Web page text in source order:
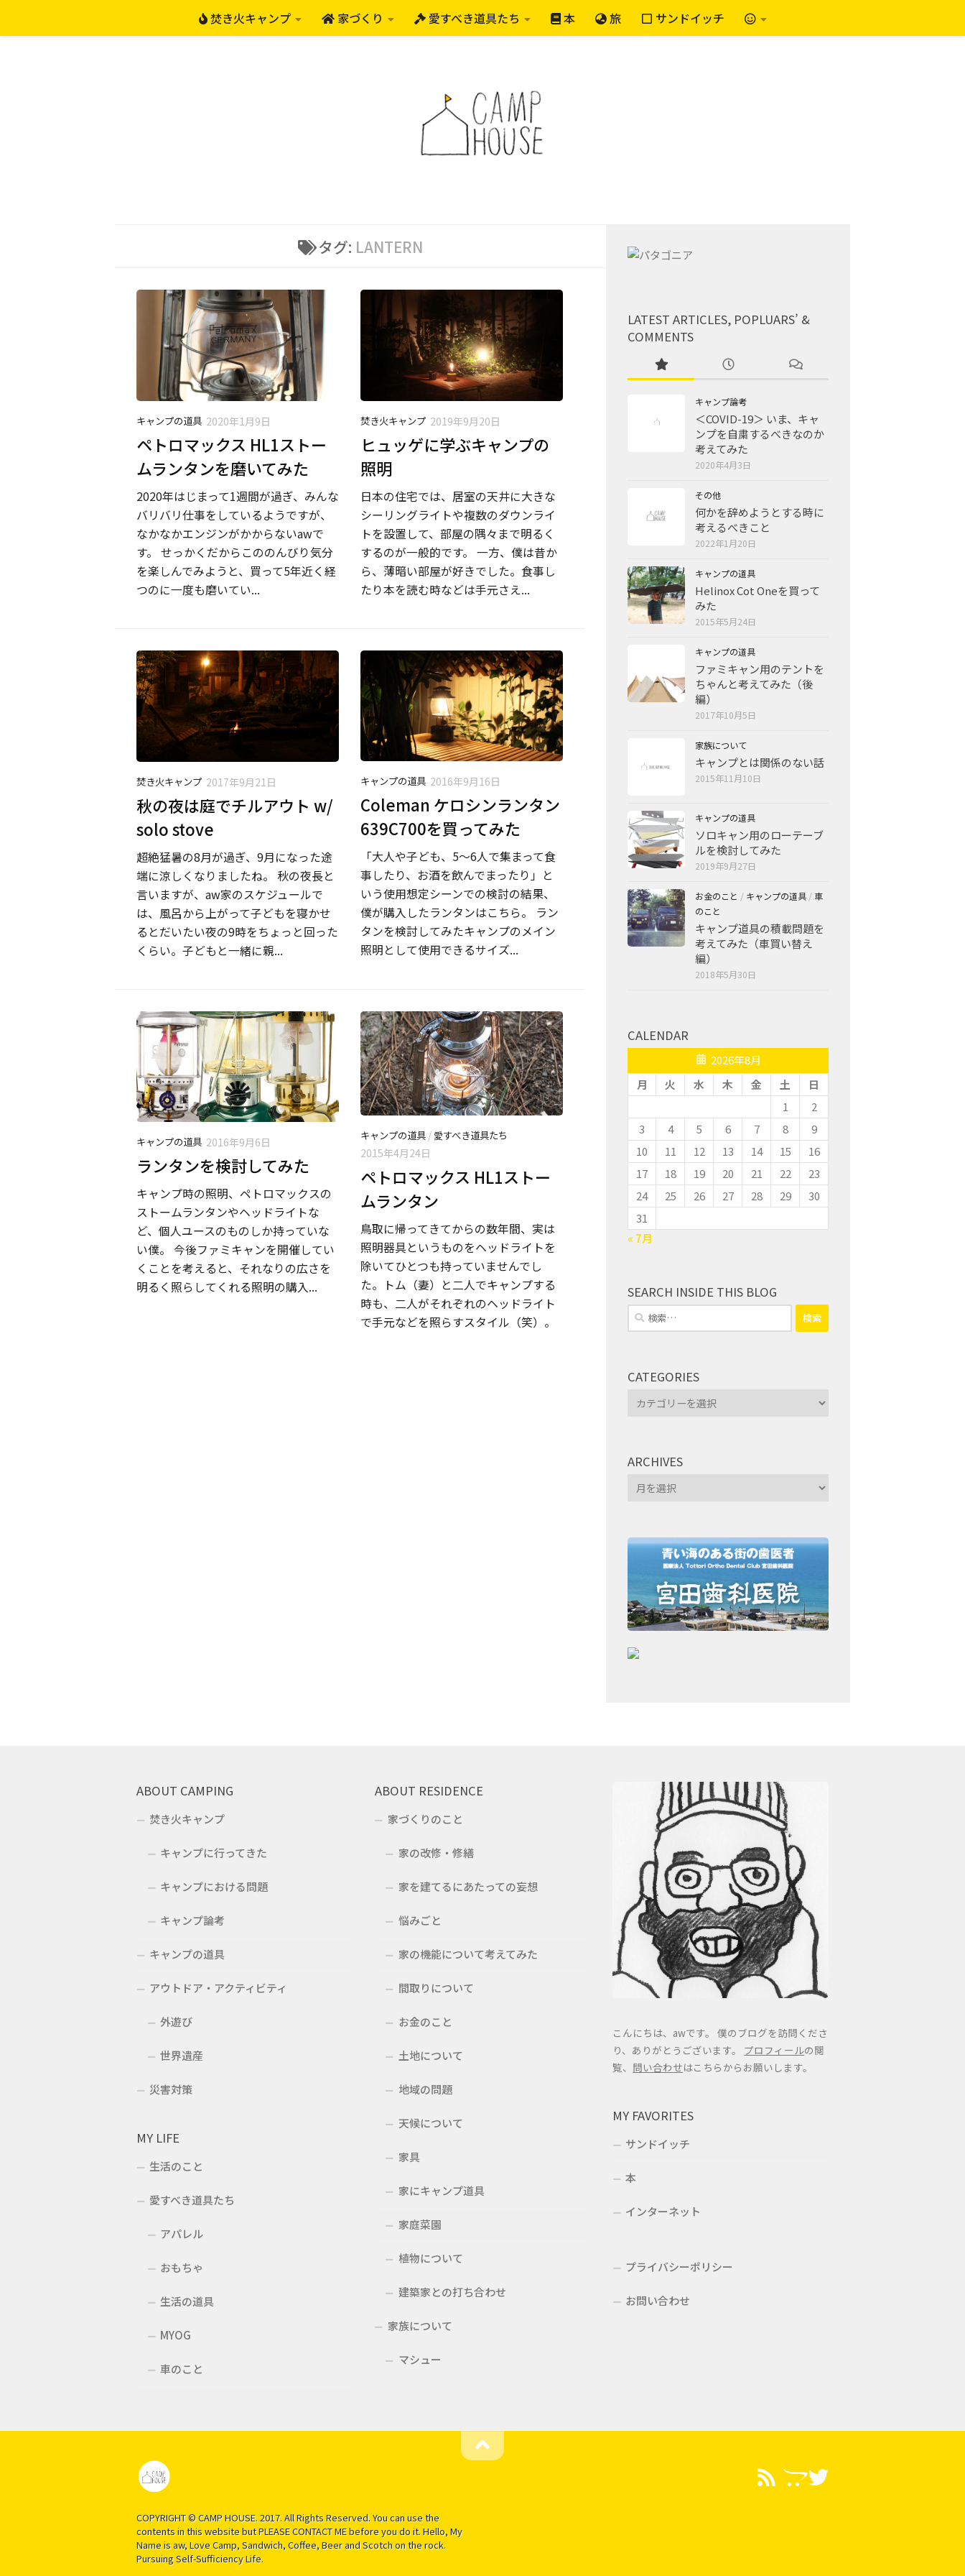
焚き火キャンプ 家づくり 愛すべき道具たち 本 旅 サンドイッチ
タグ: LANTERN
キャンプの道具 2020年1月9日
ペトロマックス HL1ストー
ムランタンを磨いてみた
2020年はじまって1週間が過ぎ、みんな
バリバリ仕事をしているようですが、
なかなかエンジンがかからないawで
す。 せっかくだからこののんびり気分
を楽しんでみようと、買って5年近く経
つのに一度も磨いてい...
焚き火キャンプ 2019年9月20日
ヒュッゲに学ぶキャンプの
照明
日本の住宅では、居室の天井に大きな
シーリングライトや複数のダウンライ
トを設置して、部屋の隅々まで明るく
するのが一般的です。 一方、僕は昔か
ら、薄暗い部屋が好きでした。食事し
たり本を読む時などは手元さえ...
焚き火キャンプ 2017年9月21日
秋の夜は庭でチルアウト w/
solo stove
超絶猛暑の8月が過ぎ、9月になった途
端に涼しくなりましたね。 秋の夜長と
言いますが、aw家のスケジュールで
は、風呂から上がって子どもを寝かせ
るとだいたい夜の9時をちょっと回った
くらい。子どもと一緒に親...
キャンプの道具 2016年9月16日
Coleman ケロシンランタン
639C700を買ってみた
「大人や子ども、5〜6人で集まって食
事したり、お酒を飲んでまったり」と
いう使用想定シーンでの検討の結果、
僕が購入したランタンはこちら。 ラン
タンを検討してみたキャンプのメイン
照明として使用できるサイズ...
キャンプの道具 2016年9月6日
ランタンを検討してみた
キャンプ時の照明、ペトロマックスの
ストームランタンやヘッドライトな
ど、個人ユースのものしか持っていな
い僕。 今後ファミキャンを開催してい
くことを考えると、それなりの広さを
明るく照らしてくれる照明の購入...
キャンプの道具 / 愛すべき道具たち
2015年4月24日
ペトロマックス HL1ストー
ムランタン
鳥取に帰ってきてからの数年間、実は
照明器具というものをヘッドライトを
除いてひとつも持っていませんでし
た。トム（妻）と二人でキャンプする
時も、二人がそれぞれのヘッドライト
で手元などを照らすスタイル（笑）。
LATEST ARTICLES, POPLUARS’ &
COMMENTS
キャンプ論考
＜COVID-19＞ いま、キャ
ンプを自粛するべきなのか
考えてみた
2020年4月3日
その他
何かを辞めようとする時に
考えるべきこと
2022年1月20日
キャンプの道具
Helinox Cot Oneを買って
みた
2015年5月24日
キャンプの道具
ファミキャン用のテントを
ちゃんと考えてみた（後
編）
2017年10月5日
家族について
キャンプとは関係のない話
2015年11月10日
キャンプの道具
ソロキャン用のローテーブ
ルを検討してみた
2019年9月27日
お金のこと / キャンプの道具 / 車
のこと
キャンプ道具の積載問題を
考えてみた（車買い替え
編）
2018年5月30日
CALENDAR
2026年8月
月
火 水 木 金 土
日
1
2
3
4 5 6 7 8
9
10
11 12 13 14 15
16
17
18 19 20 21 22
23
24
25 26 27 28 29
30
31
« 7月
SEARCH INSIDE THIS BLOG
検
索:
CATEGORIES
Categories
ARCHIVES
Archives
ABOUT CAMPING
焚き火キャンプ
キャンプに行ってきた
キャンプにおける問題
キャンプ論考
キャンプの道具
アウトドア・アクティビティ
外遊び
世界遺産
災害対策
MY LIFE
生活のこと
愛すべき道具たち
アパレル
おもちゃ
生活の道具
MYOG
車のこと
ABOUT RESIDENCE
家づくりのこと
家の改修・修繕
家を建てるにあたっての妄想
悩みごと
家の機能について考えてみた
間取りについて
お金のこと
土地について
地域の問題
天候について
家具
家にキャンプ道具
家庭菜園
植物について
建築家との打ち合わせ
家族について
マシュー
こんにちは、awです。 僕のブログを訪問くださ
り、ありがとうございます。 プロフィールの閲
覧、 問い合わせはこちらからお願いします。
MY FAVORITES
サンドイッチ
本
インターネット
プライバシーポリシー
お問い合わせ
COPYRIGHT © CAMP HOUSE. 2017. All Rights Reserved. You can use the
contents in this website but PLEASE CONTACT ME before you do it. Hello, My
Name is aw, Love Camp, Sandwich, Coffee, Beer and Scotch on the rock.
Pursuing Self-Sufficiency Life.